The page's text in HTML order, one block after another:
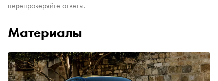
перепроверяйте ответы.
Материалы